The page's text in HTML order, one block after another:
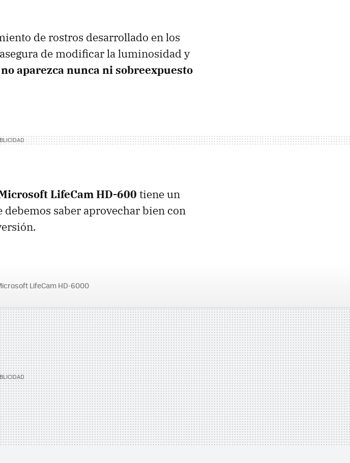
de rostros desarrollado en los
de modificar la luminosidad y
aparezca nunca ni sobreexpuesto
LifeCam HD-600 tiene un
debemos saber aprovechar bien con
LifeCam HD-6000